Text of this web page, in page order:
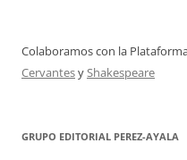
Colaboramos con la
CervantesyShakespeare
GRUPO EDITORIAL PEREZ-AYALA